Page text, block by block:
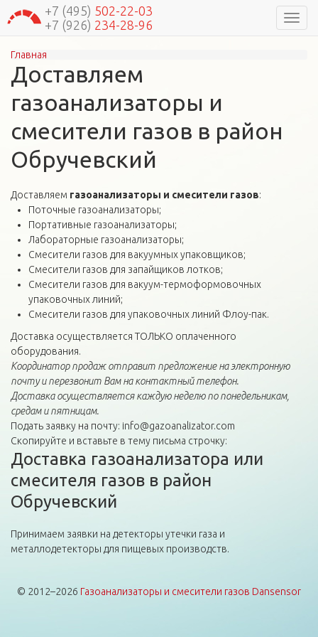
+7 (495) 502-22-03
+7 (926) 234-28-96
Вы здесь
Главная
Доставляем
газоанализаторы и
смесители газов в район
Обручевский
Доставляем газоанализаторы и смесители газов:
Поточные газоанализаторы;
Портативные газоанализаторы;
Лабораторные газоанализаторы;
Смесители газов для вакуумных упаковщиков;
Смесители газов для запайщиков лотков;
Смесители газов для вакуум-термоформовочных
упаковочных линий;
Смесители газов для упаковочных линий Флоу-пак.
Доставка осуществляется ТОЛЬКО оплаченного
оборудования.
Координатор продаж отправит предложение на электронную
почту и перезвонит Вам на контактный телефон.
Доставка осуществляется каждую неделю по понедельникам,
средам и пятницам.
Подать заявку на почту: info@gazoanalizator.com
Скопируйте и вставьте в тему письма строчку:
Доставка газоанализатора или
смесителя газов в район
Обручевский
Принимаем заявки на детекторы утечки газа и
металлодетекторы для пищевых производств.
© 2012–2026 Газоанализаторы и смесители газов Dansensor